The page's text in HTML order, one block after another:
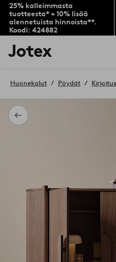
25% kalleimmasta
tuotteesta* + 10% lisää
alennetuista hinnoista**.
Koodi: 424882
Jotex-
logo
aloitussivulle
Takaisin
Huonekalut Pöydät